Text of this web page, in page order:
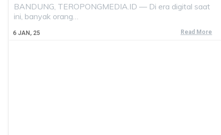
6 JAN, 25
BANDUNG, TEROPONGMEDIA.ID — Di era digital saat
ini, banyak orang…
Read More